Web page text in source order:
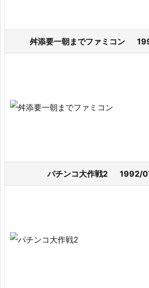
舛添要一朝までファミコン
パチンコ大作戦2 1992/